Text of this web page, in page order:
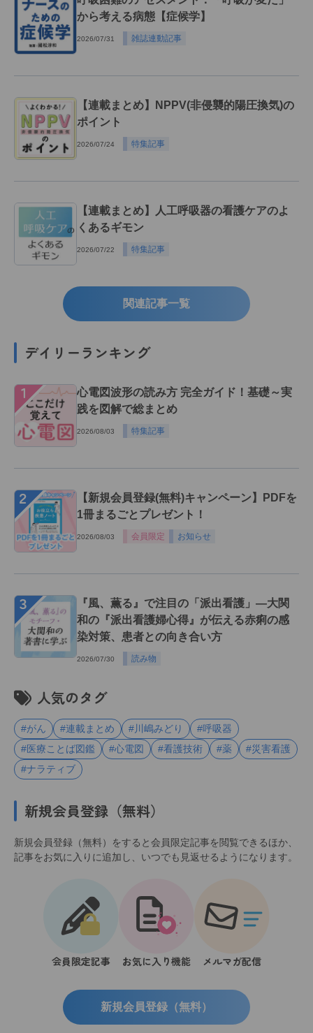
から考える病態【症候学】
2026/07/31 雑誌連動記事
【連載まとめ】NPPV(非侵襲的陽圧換気)の
ポイント
2026/07/24 特集記事
【連載まとめ】人工呼吸器の看護ケアのよ
くあるギモン
2026/07/22 特集記事
関連記事一覧
デイリーランキング
１
心電図波形の読み方 完全ガイド！基礎～実
践を図解で総まとめ
2026/08/03 特集記事
２
【新規会員登録(無料)キャンペーン】PDFを
1冊まるごとプレゼント！
2026/08/03 会員限定 お知らせ
３
『風、薫る』で注目の「派出看護」―大関
和の『派出看護婦心得』が伝える赤痢の感
染対策、患者との向き合い方
2026/07/30 読み物
人気のタグ
#がん #連載まとめ #川嶋みどり
#呼吸器
#医療ことば図鑑
#心電図 #看護技術 #薬
#災害看護
#ナラティブ
新規会員登録（無料）
新規会員登録（無料）をすると会員限定記事を閲覧できるほか、
記事をお気に入りに追加し、いつでも見返せるようになります。
会員限定記事 お気に入り機能 メルマガ配信
新規会員登録（無料）